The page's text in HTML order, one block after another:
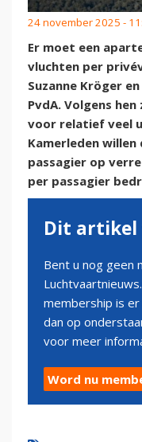
24 november 2025 -
Er moet een
vluchten per
Suzanne Kröger
PvdA. Volgens
voor relatief veel
Kamerleden
passagier op
per passagier
Dit artikel
Bent u nog geen
membership is er
dan op
voor meer
Word nu